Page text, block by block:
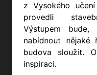
z Vysokého
provedli
Výstupem
nabídnout nějaké
budova sloužit.
inspiraci.